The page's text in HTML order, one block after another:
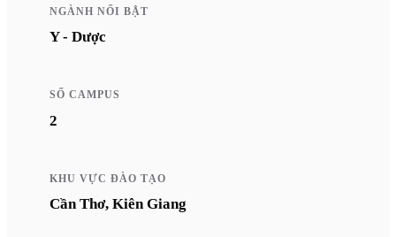
NGÀNH NỔI BẬT
Y - Dược
SỐ CAMPUS
2
KHU VỰC ĐÀO TẠO
Cần Thơ, Kiên Giang